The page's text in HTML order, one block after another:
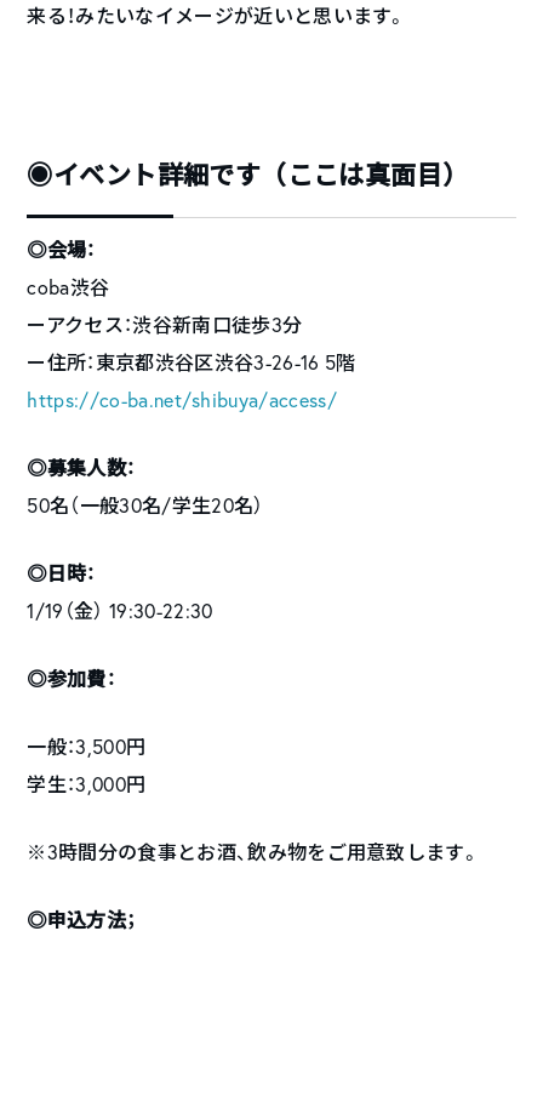
来る！みたいなイメージが近いと思います。
◉イベント詳細です（ここは真面目）
◎会場：
coba渋谷
ーアクセス：渋谷新南口徒歩3分
ー住所：東京都渋谷区渋谷3-26-16 5階
https://co-ba.net/shibuya/access/
◎募集人数：
50名（一般30名/学生20名）
◎日時：
1/19（金） 19:30-22:30
◎参加費：
一般：3,500円
学生：3,000円
※3時間分の食事とお酒、飲み物をご用意致します。
◎申込方法；